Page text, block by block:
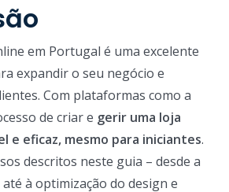
em Portugal é uma excelente
expandir o seu negócio e
Com plataformas como a
de criar e gerir uma loja
e eficaz, mesmo para iniciantes.
descritos neste guia – desde a
à optimização do design e